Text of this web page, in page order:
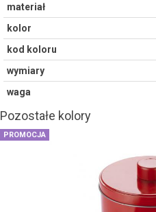
materiał
kolor
kod koloru
wymiary
waga
Pozostałe kolory
PROMOCJA